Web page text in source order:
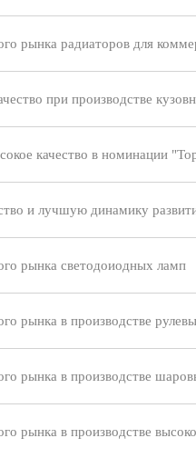
рынка радиаторов для
при производстве
качество в номинации
и лучшую динамику
рынка светодоиодных ламп
рынка в производстве
рынка в производстве
рынка в производстве